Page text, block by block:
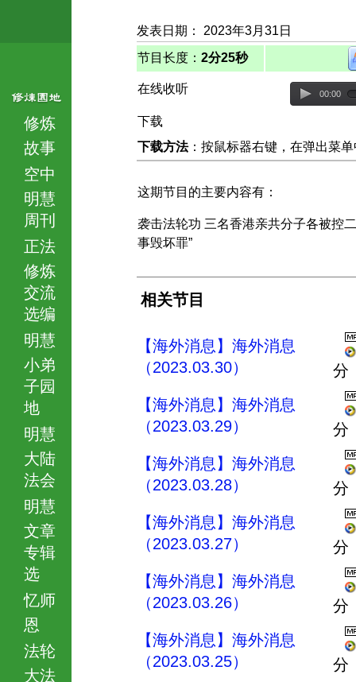
修炼
故事
空中
明慧
周刊
正法
修炼
交流
选编
明慧
小弟
子园
地
明慧
大陆
法会
明慧
文章
专辑
选
忆师
恩
法轮
大法
发表日期： 2023年3月31日
节目长度： 2分25秒
在线收听 00:00
下载
下载方法：按鼠标器右键，在弹出菜
这期节目的主要内容有：
袭击法轮功 三名香港亲共分子各被控
事毁坏罪”
相关节目
【海外消息】海外消息
（2023.03.30）
分
【海外消息】海外消息
（2023.03.29）
分
【海外消息】海外消息
（2023.03.28）
分
【海外消息】海外消息
（2023.03.27）
分
【海外消息】海外消息
（2023.03.26）
分
【海外消息】海外消息
（2023.03.25）
分